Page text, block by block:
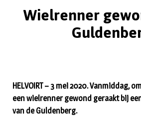
Wielrenner
HELVOIRT – 3 mei 2020. Vanmiddag,
een wielrenner gewond geraakt bij
van de Guldenberg.